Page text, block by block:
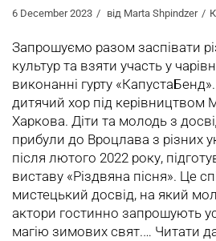
6 December 2023 від Marta Shpindzer
Запрошуємо разом заспівати
культур та взяти участь у
виконанні гурту
дитячий хор під керівництвом
Харкова. Діти та молодь з
прибули до Вроцлава з різних
після лютого 2022 року,
виставу «Різдвяна пісня». Це
мистецький досвід, на який
актори гостинно запрошують
магію зимових свят.… Читати